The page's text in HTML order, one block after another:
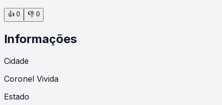
👍 0 👎 0
Informações
Cidade
Coronel Vivida
Estado